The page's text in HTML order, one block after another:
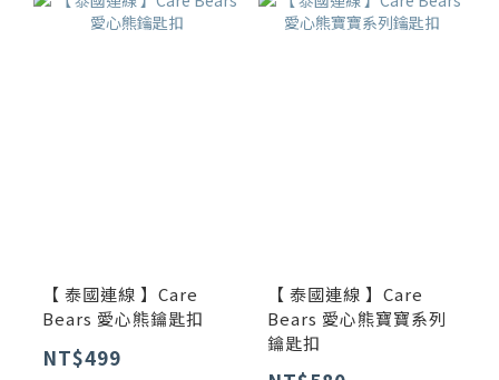
【 泰國連線 】Care
Bears 愛心熊鑰匙扣
NT$499
【 泰國連線 】Care
Bears 愛心熊寶寶系列
鑰匙扣